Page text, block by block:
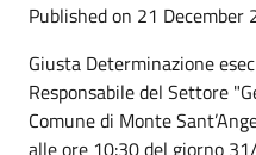
Published on 21 December
Giusta Determinazione
Responsabile del Settore
Comune di Monte
alle ore 10:30 del giorno